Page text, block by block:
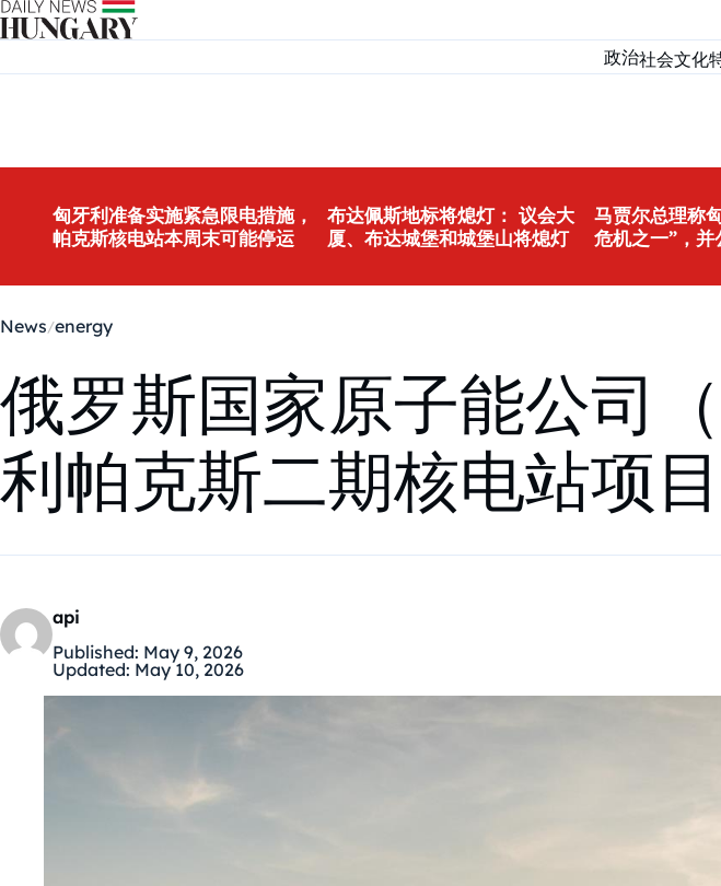
Skip to content
政治社会文化
匈牙利准备实施紧急限电措施，
帕克斯核电站本周末可能停运
布达佩斯地标将熄灯： 议会大
厦、布达城堡和城堡山将熄灯
马贾尔总理称
危机之一”，
News energy
俄罗斯国家原子能公司
利帕克斯二期核电站项
api
Published: May 9, 2026
Updated: May 10, 2026